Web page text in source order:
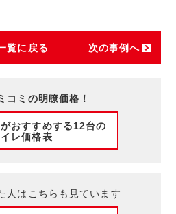
覧に戻る 次の事例へ
コミの明瞭価格！
おすすめする12台の
レ価格表
人はこちらも見ています